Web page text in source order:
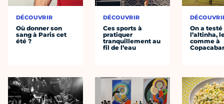
DÉCOUVRIR
Où donner son
sang à Paris cet
été ?
DÉCOUVRIR
Ces sports à
pratiquer
tranquillement au
fil de l’eau
On a testé
l’altinha,
comme à